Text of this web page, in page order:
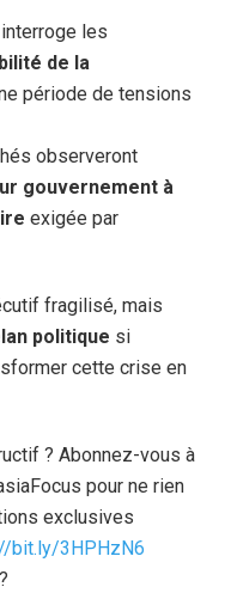
les
de la
période de tensions
observeront
gouvernement à
exigée par
fragilisé, mais
politique si
cette crise en
? Abonnez-vous à
pour ne rien
exclusives
bit.ly/3HPHzN6